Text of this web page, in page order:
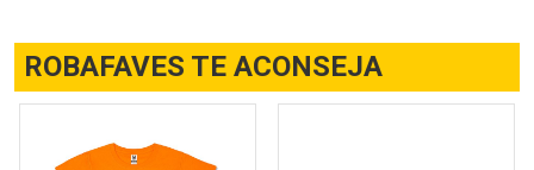
ROBAFAVES TE ACONSEJA